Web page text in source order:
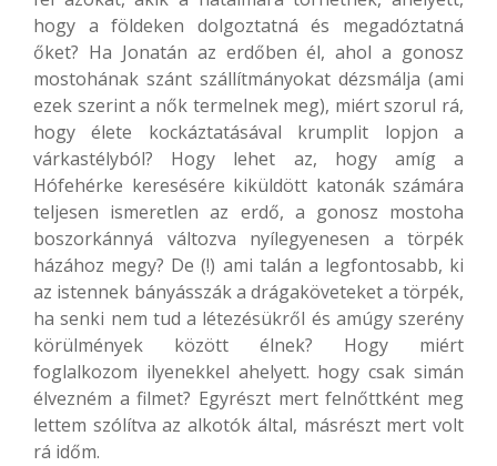
hogy a földeken dolgoztatná és megadóztatná
őket? Ha Jonatán az erdőben él, ahol a gonosz
mostohának szánt szállítmányokat dézsmálja (ami
ezek szerint a nők termelnek meg), miért szorul rá,
hogy élete kockáztatásával krumplit lopjon a
várkastélyból? Hogy lehet az, hogy amíg a
Hófehérke keresésére kiküldött katonák számára
teljesen ismeretlen az erdő, a gonosz mostoha
boszorkánnyá változva nyílegyenesen a törpék
házához megy? De (!) ami talán a legfontosabb, ki
az istennek bányásszák a drágaköveteket a törpék,
ha senki nem tud a létezésükről és amúgy szerény
körülmények között élnek? Hogy miért
foglalkozom ilyenekkel ahelyett. hogy csak simán
élvezném a filmet? Egyrészt mert felnőttként meg
lettem szólítva az alkotók által, másrészt mert volt
rá időm.